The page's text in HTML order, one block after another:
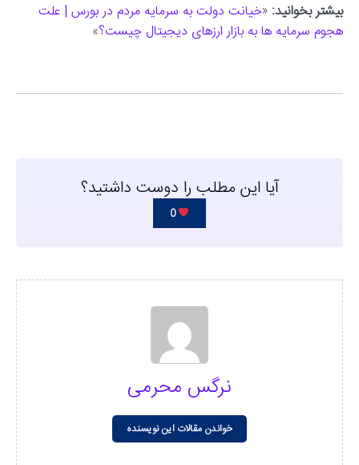
بیشتر بخوانید: «خیانت دولت به سرمایه مردم در بورس | علت
هجوم سرمایه ها به بازار ارزهای دیجیتال چیست؟»
آیا این مطلب را دوست داشتید؟
0
نرگس محرمی
خواندن مقالات این نویسنده